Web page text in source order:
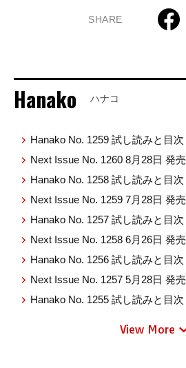
SHARE
Hanako ハナコ
Hanako No. 1259 試し読みと目次
Next Issue No. 1260 8月28日 発売
Hanako No. 1258 試し読みと目次
Next Issue No. 1259 7月28日 発売
Hanako No. 1257 試し読みと目次
Next Issue No. 1258 6月26日 発売
Hanako No. 1256 試し読みと目次
Next Issue No. 1257 5月28日 発売
Hanako No. 1255 試し読みと目次
View More